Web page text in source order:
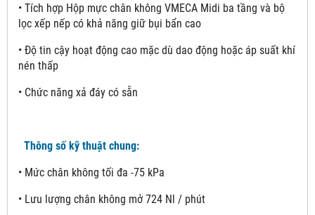
• Tích hợp Hộp mực chân không VMECA Midi ba tầng và bộ
lọc xếp nếp có khả năng giữ bụi bẩn cao
• Độ tin cậy hoạt động cao mặc dù dao động hoặc áp suất khí
nén thấp
• Chức năng xả đáy có sẵn
Thông số kỹ thuật chung:
• Mức chân không tối đa -75 kPa
• Lưu lượng chân không mở 724 Nl / phút